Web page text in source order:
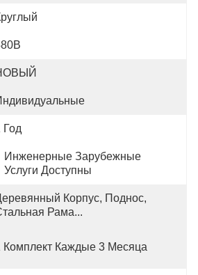
Год
Инженерные Зарубежные
Услуги Доступны
Корпус, Поднос,
Рама...
Комплект Каждые 3 Месяца